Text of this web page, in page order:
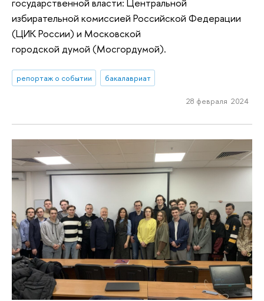
государственной власти: Центральной
избирательной комиссией Российской Федерации
(ЦИК России) и Московской
городской думой (Мосгордумой).
репортаж о событии бакалавриат
28 февраля 2024